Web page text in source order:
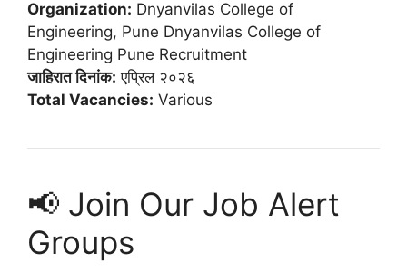
Organization: Dnyanvilas College of
Engineering, Pune Dnyanvilas College of
Engineering Pune Recruitment
जाहिरात दिनांक: एप्रिल २०२६
Total Vacancies: Various
📢 Join Our Job Alert
Groups